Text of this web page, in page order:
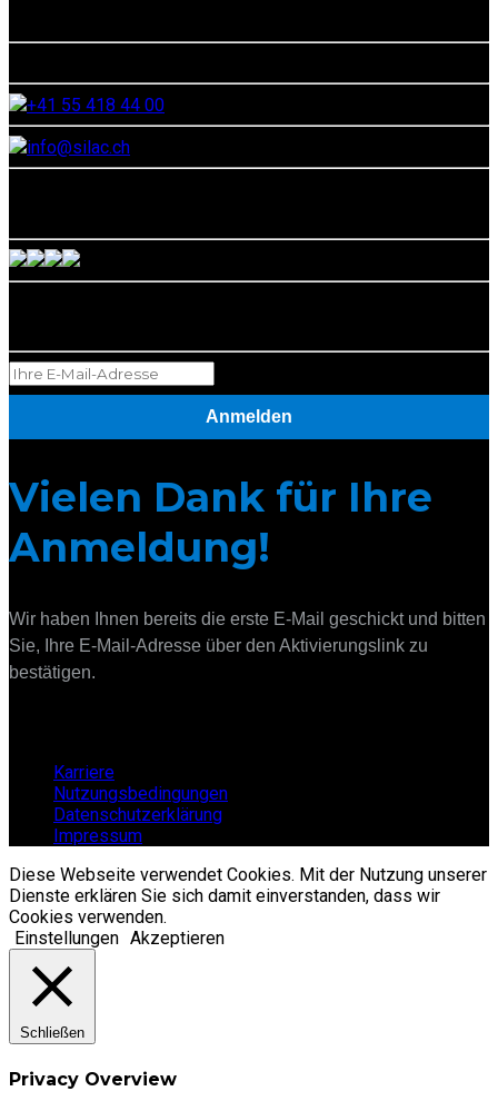
+41 55 418 44 00
info@silac.ch
Anmelden
Vielen Dank für Ihre
Anmeldung!
Wir haben Ihnen bereits die erste E-Mail geschickt und bitten
Sie, Ihre E-Mail-Adresse über den Aktivierungslink zu
bestätigen.
Karriere
Nutzungsbedingungen
Datenschutzerklärung
Impressum
Diese Webseite verwendet Cookies. Mit der Nutzung unserer
Dienste erklären Sie sich damit einverstanden, dass wir
Cookies verwenden.
Einstellungen Akzeptieren
Schließen
Privacy Overview